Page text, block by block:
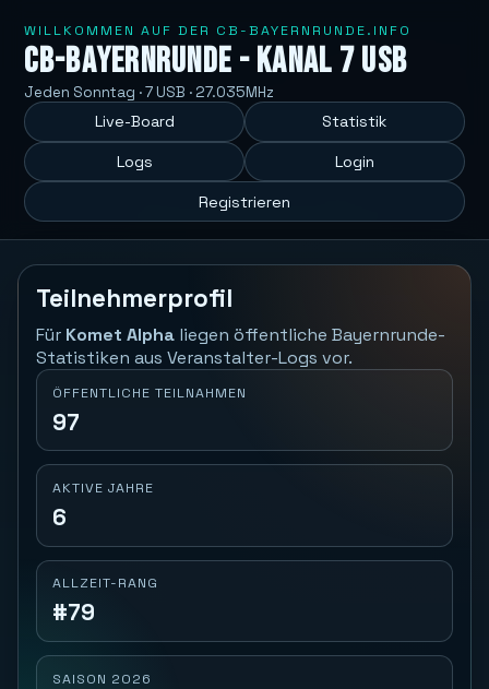
WILLKOMMEN AUF DER CB-BAYERNRUNDE.INFO
CB-Bayernrunde - Kanal 7 USB
Jeden Sonntag · 7 USB · 27.035MHz
Live-Board Statistik
Logs Login
Registrieren
Teilnehmerprofil
Für Komet Alpha liegen öffentliche Bayernrunde-
Statistiken aus Veranstalter-Logs vor.
ÖFFENTLICHE TEILNAHMEN
97
AKTIVE JAHRE
6
ALLZEIT-RANG
#79
SAISON 2026